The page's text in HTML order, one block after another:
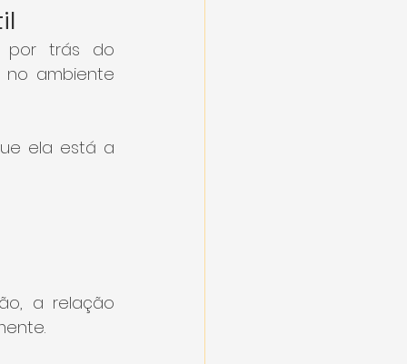
por trás do
no ambiente
ela está a
a relação